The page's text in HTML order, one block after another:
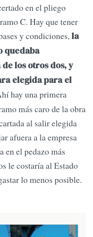
en el pliego
C. Hay que tener
y condiciones, la
quedaba
los otros dos, y
elegida para el
hay una primera
más caro de la obra
al salir elegida
afuera a la empresa
en el pedazo más
le costaría al Estado
lo menos posible.